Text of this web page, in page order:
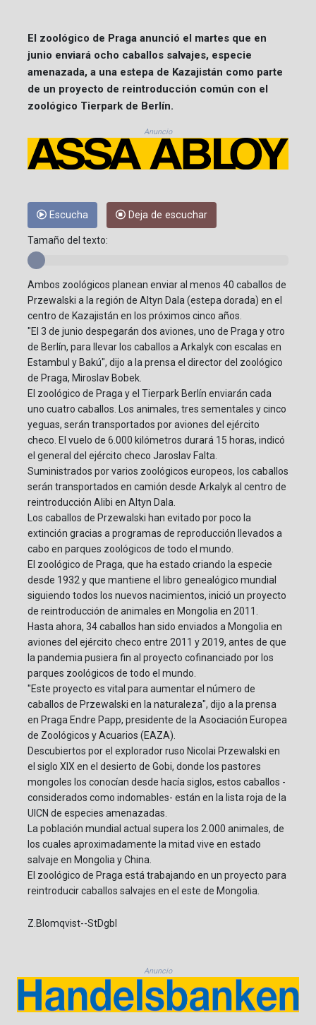
El zoológico de Praga anunció el martes que en
junio enviará ocho caballos salvajes, especie
amenazada, a una estepa de Kazajistán como parte
de un proyecto de reintroducción común con el
zoológico Tierpark de Berlín.
Anuncio
Escucha Deja de escuchar
Tamaño del texto:
Ambos zoológicos planean enviar al menos 40 caballos de
Przewalski a la región de Altyn Dala (estepa dorada) en el
centro de Kazajistán en los próximos cinco años.
"El 3 de junio despegarán dos aviones, uno de Praga y otro
de Berlín, para llevar los caballos a Arkalyk con escalas en
Estambul y Bakú", dijo a la prensa el director del zoológico
de Praga, Miroslav Bobek.
El zoológico de Praga y el Tierpark Berlín enviarán cada
uno cuatro caballos. Los animales, tres sementales y cinco
yeguas, serán transportados por aviones del ejército
checo. El vuelo de 6.000 kilómetros durará 15 horas, indicó
el general del ejército checo Jaroslav Falta.
Suministrados por varios zoológicos europeos, los caballos
serán transportados en camión desde Arkalyk al centro de
reintroducción Alibi en Altyn Dala.
Los caballos de Przewalski han evitado por poco la
extinción gracias a programas de reproducción llevados a
cabo en parques zoológicos de todo el mundo.
El zoológico de Praga, que ha estado criando la especie
desde 1932 y que mantiene el libro genealógico mundial
siguiendo todos los nuevos nacimientos, inició un proyecto
de reintroducción de animales en Mongolia en 2011.
Hasta ahora, 34 caballos han sido enviados a Mongolia en
aviones del ejército checo entre 2011 y 2019, antes de que
la pandemia pusiera fin al proyecto cofinanciado por los
parques zoológicos de todo el mundo.
"Este proyecto es vital para aumentar el número de
caballos de Przewalski en la naturaleza", dijo a la prensa
en Praga Endre Papp, presidente de la Asociación Europea
de Zoológicos y Acuarios (EAZA).
Descubiertos por el explorador ruso Nicolai Przewalski en
el siglo XIX en el desierto de Gobi, donde los pastores
mongoles los conocían desde hacía siglos, estos caballos -
considerados como indomables- están en la lista roja de la
UICN de especies amenazadas.
La población mundial actual supera los 2.000 animales, de
los cuales aproximadamente la mitad vive en estado
salvaje en Mongolia y China.
El zoológico de Praga está trabajando en un proyecto para
reintroducir caballos salvajes en el este de Mongolia.
Z.Blomqvist--StDgbl
Anuncio